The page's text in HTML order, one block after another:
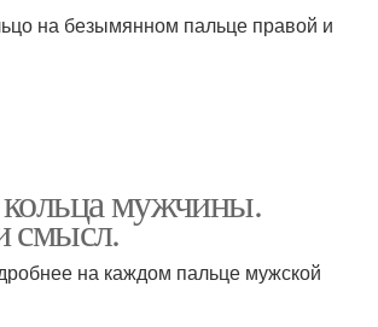
на безымянном пальце правой и
мужчины.
смысл.
на каждом пальце мужской